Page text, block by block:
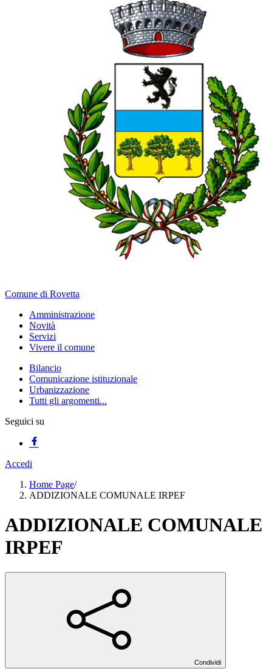
Comune di Rovetta
Amministrazione
Novità
Servizi
Vivere il comune
Bilancio
Comunicazione istituzionale
Urbanizzazione
Tutti gli argomenti...
Seguici su
Accedi
Home Page/
ADDIZIONALE COMUNALE IRPEF
ADDIZIONALE COMUNALE
IRPEF
Condividi